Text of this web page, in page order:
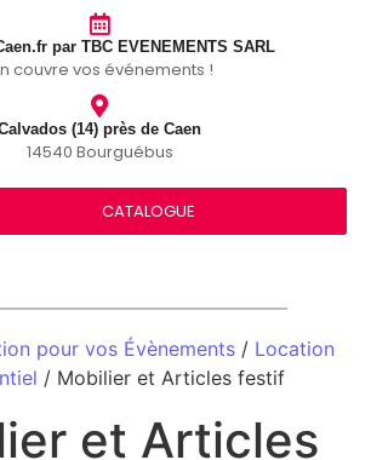
par TBC EVENEMENTS SARL
couvre vos événements !
(14) près de Caen
14540 Bourguébus
CATALOGUE
pour vos Évènements / Location
/ Mobilier et Articles festif
et Articles